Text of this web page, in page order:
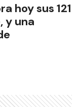
hoy sus 121
y una